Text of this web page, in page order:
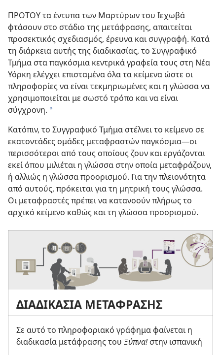
ΠΡΟΤΟΥ τα έντυπα των Μαρτύρων του Ιεχωβά
φτάσουν στο στάδιο της μετάφρασης, απαιτείται
προσεκτικός σχεδιασμός, έρευνα και συγγραφή. Κατά
τη διάρκεια αυτής της διαδικασίας, το Συγγραφικό
Τμήμα στα παγκόσμια κεντρικά γραφεία τους στη Νέα
Υόρκη ελέγχει επισταμένα όλα τα κείμενα ώστε οι
πληροφορίες να είναι τεκμηριωμένες και η γλώσσα να
χρησιμοποιείται με σωστό τρόπο και να είναι
σύγχρονη. a
Κατόπιν, το Συγγραφικό Τμήμα στέλνει το κείμενο σε
εκατοντάδες ομάδες μεταφραστών παγκόσμια—οι
περισσότεροι από τους οποίους ζουν και εργάζονται
εκεί όπου μιλιέται η γλώσσα στην οποία μεταφράζουν,
ή αλλιώς η γλώσσα προορισμού. Για την πλειονότητα
από αυτούς, πρόκειται για τη μητρική τους γλώσσα.
Οι μεταφραστές πρέπει να κατανοούν πλήρως το
αρχικό κείμενο καθώς και τη γλώσσα προορισμού.
ΔΙΑΔΙΚΑΣΙΑ ΜΕΤΑΦΡΑΣΗΣ
Σε αυτό το πληροφοριακό γράφημα φαίνεται η
διαδικασία μετάφρασης του Ξύπνα!στην ισπανική